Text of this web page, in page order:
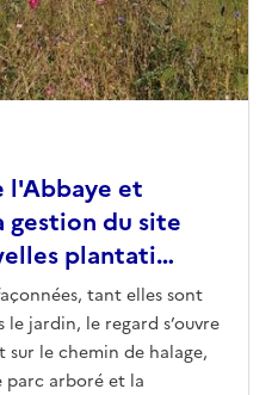
l'Abbaye et
gestion du site
plantati…
tant elles sont
le jardin, le regard s’ouvre
sur le chemin de halage,
parc arboré et la